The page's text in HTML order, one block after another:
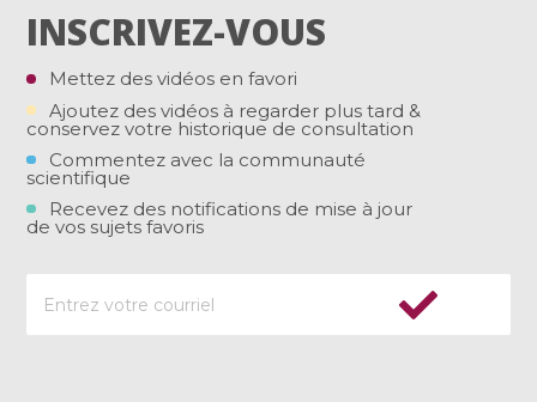
INSCRIVEZ-VOUS
Mettez des vidéos en favori
Ajoutez des vidéos à regarder plus tard &
conservez votre historique de consultation
Commentez avec la communauté
scientifique
Recevez des notifications de mise à jour
de vos sujets favoris